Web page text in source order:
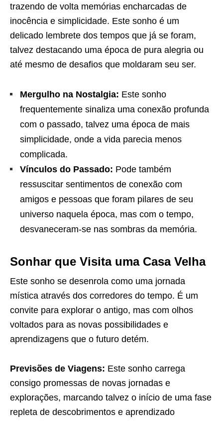
trazendo de volta memórias encharcadas de
inocência e simplicidade. Este sonho é um
delicado lembrete dos tempos que já se foram,
talvez destacando uma época de pura alegria ou
até mesmo de desafios que moldaram seu ser.
Mergulho na Nostalgia: Este sonho
frequentemente sinaliza uma conexão profunda
com o passado, talvez uma época de mais
simplicidade, onde a vida parecia menos
complicada.
Vínculos do Passado: Pode também
ressuscitar sentimentos de conexão com
amigos e pessoas que foram pilares de seu
universo naquela época, mas com o tempo,
desvaneceram-se nas sombras da memória.
Sonhar que Visita uma Casa Velha
Este sonho se desenrola como uma jornada
mística através dos corredores do tempo. É um
convite para explorar o antigo, mas com olhos
voltados para as novas possibilidades e
aprendizagens que o futuro detém.
Previsões de Viagens: Este sonho carrega
consigo promessas de novas jornadas e
explorações, marcando talvez o início de uma fase
repleta de descobrimentos e aprendizado